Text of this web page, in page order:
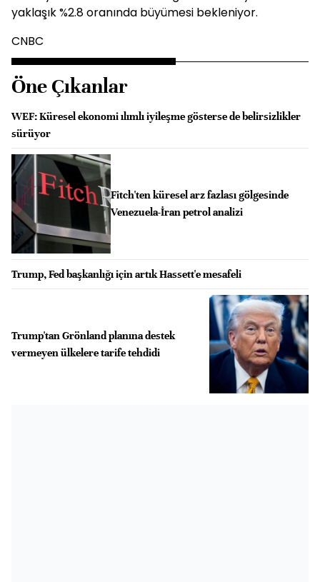
yaklaşık %2.8 oranında büyümesi bekleniyor.
CNBC
Öne Çıkanlar
WEF: Küresel ekonomi ılımlı iyileşme gösterse de belirsizlikler
sürüyor
Fitch'ten küresel arz fazlası gölgesinde
Venezuela-İran petrol analizi
Trump, Fed başkanlığı için artık Hassett'e mesafeli
Trump'tan Grönland planına destek
vermeyen ülkelere tarife tehdidi